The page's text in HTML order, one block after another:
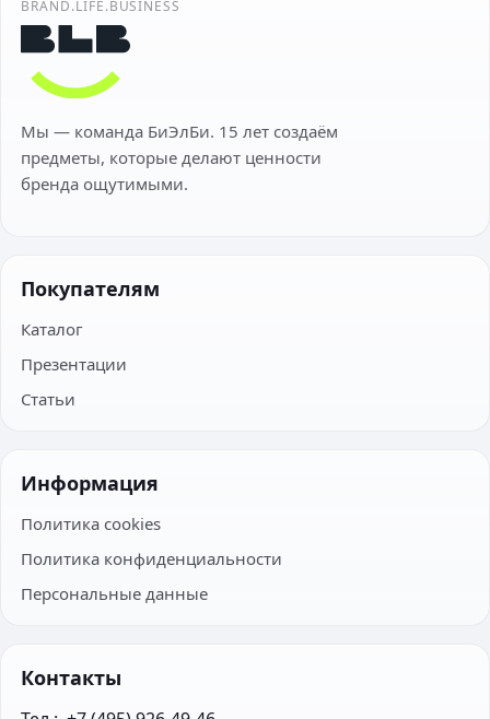
BRAND.LIFE.BUSINESS
Мы — команда БиЭлБи. 15 лет создаём
предметы, которые делают ценности
бренда ощутимыми.
Покупателям
Каталог
Презентации
Статьи
Информация
Политика cookies
Политика конфиденциальности
Персональные данные
Контакты